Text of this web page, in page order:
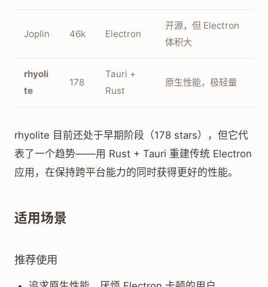
Joplin 46k Electron
开源，但 Electron
体积大
rhyoli
te
178
Tauri +
Rust
原生性能，极轻量
rhyolite 目前还处于早期阶段（178 stars），但它代
表了一个趋势——用 Rust + Tauri 重建传统 Electron
应用，在保持跨平台能力的同时获得更好的性能。
适用场景
推荐使用